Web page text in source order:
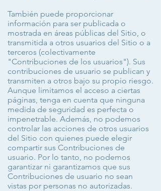
También puede proporcionar
información para ser publicada o
mostrada en áreas públicas del Sitio, o
transmitida a otros usuarios del Sitio o a
terceros (colectivamente
"Contribuciones de los usuarios"). Sus
contribuciones de usuario se publican y
transmiten a otros bajo su propio riesgo.
Aunque limitamos el acceso a ciertas
páginas, tenga en cuenta que ninguna
medida de seguridad es perfecta o
impenetrable. Además, no podemos
controlar las acciones de otros usuarios
del Sitio con quienes puede elegir
compartir sus Contribuciones de
usuario. Por lo tanto, no podemos
garantizar ni garantizamos que sus
Contribuciones de usuario no sean
vistas por personas no autorizadas.